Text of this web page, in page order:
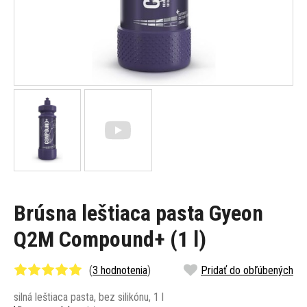
Brúsna leštiaca pasta Gyeon
Q2M Compound+ (1 l)
(3 hodnotenia) Pridať do obľúbených
silná leštiaca pasta, bez silikónu, 1 l